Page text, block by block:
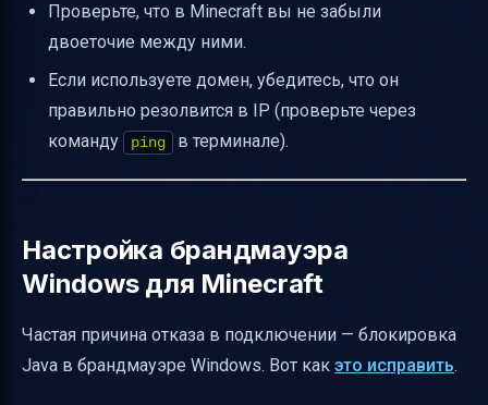
Проверьте, что в Minecraft вы не забыли
двоеточие между ними.
Если используете домен, убедитесь, что он
правильно резолвится в IP (проверьте через
команду
ping в терминале).
Настройка брандмауэра
Windows для Minecraft
Частая причина отказа в подключении — блокировка
Java в брандмауэре Windows. Вот как это исправить.